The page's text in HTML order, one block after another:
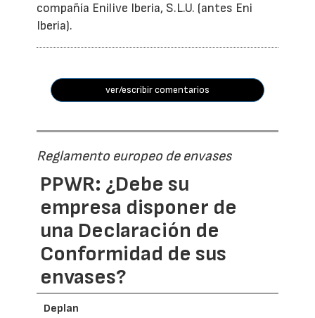
compañía Enilive Iberia, S.L.U. (antes Eni
Iberia).
ver/escribir comentarios
Reglamento europeo de envases
PPWR: ¿Debe su
empresa disponer de
una Declaración de
Conformidad de sus
envases?
Deplan